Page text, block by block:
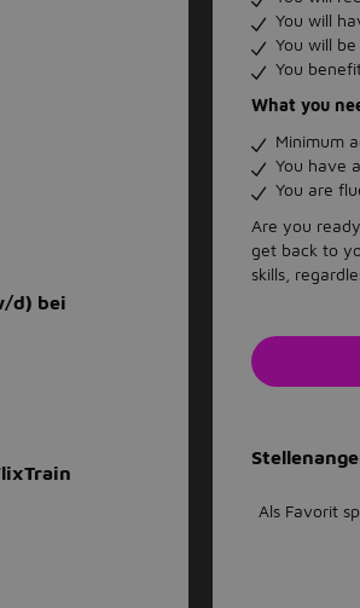
d) bei
You will
You will
You
What you
Minimum
You have
You are
Are you
get back to
skills,
Als Favorit